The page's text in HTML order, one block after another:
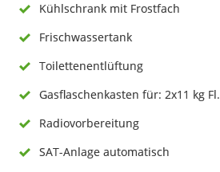
Kühlschrank mit Frostfach
Frischwassertank
Toilettenentlüftung
Gasflaschenkasten für: 2x11 kg Fl.
Radiovorbereitung
SAT-Anlage automatisch